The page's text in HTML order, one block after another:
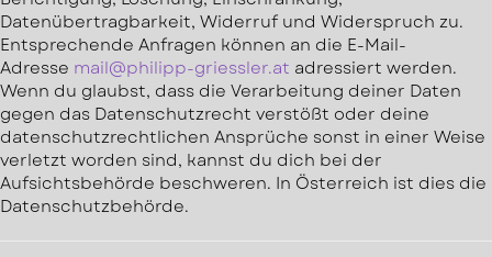
Datenübertragbarkeit, Widerruf und Widerspruch zu.
Entsprechende Anfragen können an die E-Mail-
Adresse mail@philipp-griessler.at adressiert werden.
Wenn du glaubst, dass die Verarbeitung deiner Daten
gegen das Datenschutzrecht verstößt oder deine
datenschutzrechtlichen Ansprüche sonst in einer Weise
verletzt worden sind, kannst du dich bei der
Aufsichtsbehörde beschweren. In Österreich ist dies die
Datenschutzbehörde.